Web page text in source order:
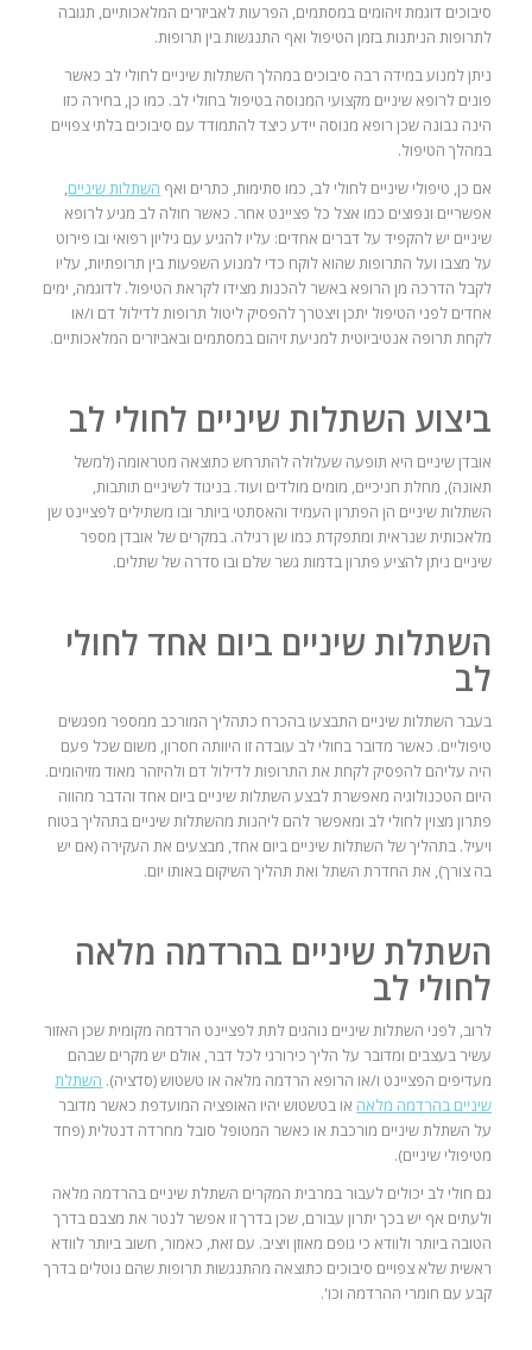
סיבוכים דוגמת זיהומים במסתמים, הפרעות לאביזרים המלאכותיים, תגובה
לתרופות הניתנות בזמן הטיפול ואף התנגשות בין תרופות.
ניתן למנוע במידה רבה סיבוכים במהלך השתלות שיניים לחולי לב כאשר
פונים לרופא שיניים מקצועי המנוסה בטיפול בחולי לב. כמו כן, בחירה כזו
הינה נבונה שכן רופא מנוסה יידע כיצד להתמודד עם סיבוכים בלתי צפויים
במהלך הטיפול.
אם כן, טיפולי שיניים לחולי לב, כמו סתימות, כתרים ואף השתלות שיניים,
אפשריים ונפוצים כמו אצל כל פציינט אחר. כאשר חולה לב מגיע לרופא
שיניים יש להקפיד על דברים אחדים: עליו להגיע עם גיליון רפואי ובו פירוט
על מצבו ועל התרופות שהוא לוקח כדי למנוע השפעות בין תרופתיות, עליו
לקבל הדרכה מן הרופא באשר להכנות מצידו לקראת הטיפול. לדוגמה, ימים
אחדים לפני הטיפול יתכן ויצטרך להפסיק ליטול תרופות לדילול דם ו/או
לקחת תרופה אנטיביוטית למניעת זיהום במסתמים ובאביזרים המלאכותיים.
ביצוע השתלות שיניים לחולי לב
אובדן שיניים היא תופעה שעלולה להתרחש כתוצאה מטראומה (למשל
תאונה), מחלת חניכיים, מומים מולדים ועוד. בניגוד לשיניים תותבות,
השתלות שיניים הן הפתרון העמיד והאסתטי ביותר ובו משתילים לפציינט שן
מלאכותית שנראית ומתפקדת כמו שן רגילה. במקרים של אובדן מספר
שיניים ניתן להציע פתרון בדמות גשר שלם ובו סדרה של שתלים.
השתלות שיניים ביום אחד לחולי
לב
בעבר השתלות שיניים התבצעו בהכרח כתהליך המורכב ממספר מפגשים
טיפוליים. כאשר מדובר בחולי לב עובדה זו היוותה חסרון, משום שכל פעם
היה עליהם להפסיק לקחת את התרופות לדילול דם ולהיזהר מאוד מזיהומים.
היום הטכנולוגיה מאפשרת לבצע השתלות שיניים ביום אחד והדבר מהווה
פתרון מצוין לחולי לב ומאפשר להם ליהנות מהשתלות שיניים בתהליך בטוח
ויעיל. בתהליך של השתלות שיניים ביום אחד, מבצעים את העקירה (אם יש
בה צורך), את החדרת השתל ואת תהליך השיקום באותו יום.
השתלת שיניים בהרדמה מלאה
לחולי לב
לרוב, לפני השתלות שיניים נוהגים לתת לפציינט הרדמה מקומית שכן האזור
עשיר בעצבים ומדובר על הליך כירורגי לכל דבר, אולם יש מקרים שבהם
מעדיפים הפציינט ו/או הרופא הרדמה מלאה או טשטוש (סדציה). השתלת
שיניים בהרדמה מלאה או בטשטוש יהיו האופציה המועדפת כאשר מדובר
על השתלת שיניים מורכבת או כאשר המטופל סובל מחרדה דנטלית (פחד
מטיפולי שיניים).
גם חולי לב יכולים לעבור במרבית המקרים השתלת שיניים בהרדמה מלאה
ולעתים אף יש בכך יתרון עבורם, שכן בדרך זו אפשר לנטר את מצבם בדרך
הטובה ביותר ולוודא כי גופם מאוזן ויציב. עם זאת, כאמור, חשוב ביותר לוודא
ראשית שלא צפויים סיבוכים כתוצאה מהתנגשות תרופות שהם נוטלים בדרך
קבע עם חומרי ההרדמה וכו'.